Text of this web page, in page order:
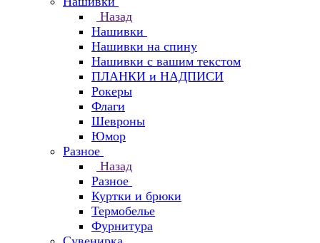
Назад
Нашивки
Нашивки на спину
Нашивки с вашим текстом
ПЛАНКИ и НАДПИСИ
Рокеры
Флаги
Шевроны
Юмор
Разное
Назад
Разное
Куртки и брюки
Термобелье
Фурнитура